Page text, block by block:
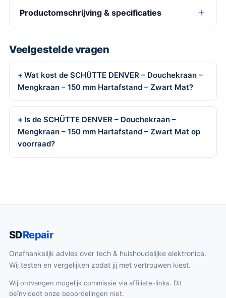
Productomschrijving & specificaties
Veelgestelde vragen
Wat kost de SCHÜTTE DENVER – Douchekraan –
Mengkraan – 150 mm Hartafstand – Zwart Mat?
Is de SCHÜTTE DENVER – Douchekraan –
Mengkraan – 150 mm Hartafstand – Zwart Mat op
voorraad?
SDRepair
Onafhankelijk advies over tech & huishoudelijke elektronica.
Wij testen en vergelijken zodat jij met vertrouwen kiest.
Wij ontvangen mogelijk commissie via affiliate-links. Dit
beïnvloedt onze beoordelingen niet.